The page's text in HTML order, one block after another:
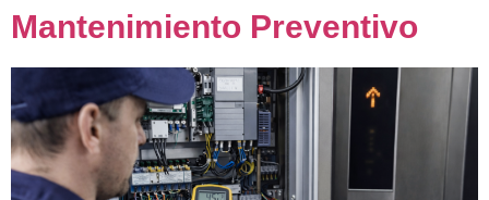
Mantenimiento Preventivo